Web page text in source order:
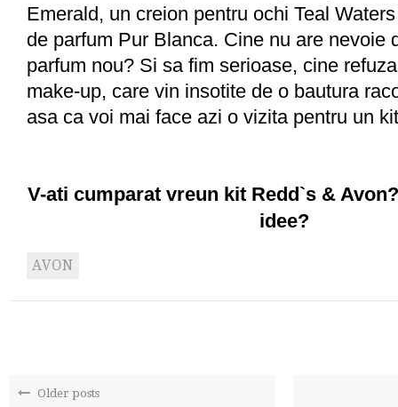
Emerald, un creion pentru ochi Teal
de parfum Pur Blanca. Cine nu are nevoie
parfum nou? Si sa fim serioase, cine
make-up, care vin insotite de o bautura
asa ca voi mai face azi o vizita pentru un
V-ati cumparat vreun kit Redd`s &
idee?
AVON
Older posts